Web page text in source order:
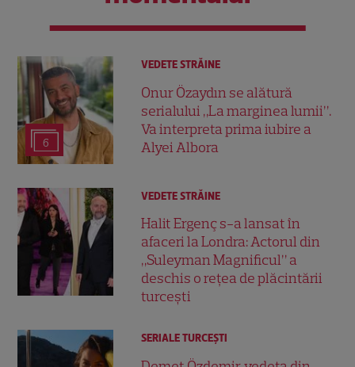
6
VEDETE STRĂINE
Onur Özaydın se alătură
serialului „La marginea lumii”.
Va interpreta prima iubire a
Alyei Albora
VEDETE STRĂINE
Halit Ergenç s-a lansat în
afaceri la Londra: Actorul din
„Suleyman Magnificul” a
deschis o rețea de plăcintării
turcești
SERIALE TURCEŞTI